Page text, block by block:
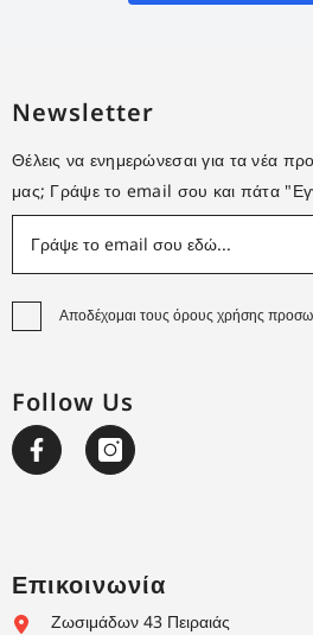
Newsletter
Θέλεις να ενημερώνεσαι για τα νέα
μας; Γράψε το email σου και πάτα
Αποδέχομαι τους όρους χρήσης
Follow Us
Επικοινωνία
Ζωσιμάδων 43 Πειραιάς